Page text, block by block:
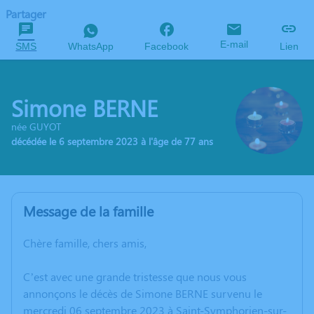
Partager
SMS WhatsApp Facebook E-mail Lien
Simone BERNE
née GUYOT
décédée le 6 septembre 2023 à l'âge de 77 ans
Message de la famille
Chère famille, chers amis,
C’est avec une grande tristesse que nous vous
annonçons le décès de Simone BERNE survenu le
mercredi 06 septembre 2023 à Saint-Symphorien-sur-